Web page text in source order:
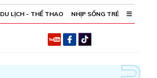
DU LỊCH - THỂ THAO NHỊP SỐNG TRẺ